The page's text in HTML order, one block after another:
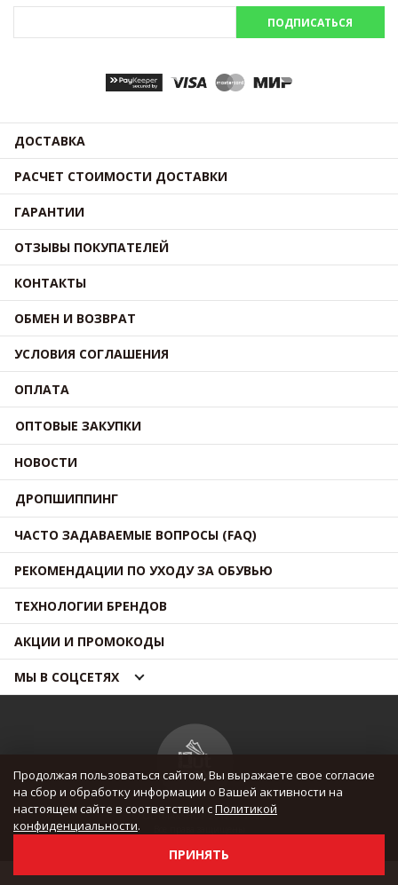
ПОДПИСАТЬСЯ
ДОСТАВКА
РАСЧЕТ СТОИМОСТИ ДОСТАВКИ
ГАРАНТИИ
ОТЗЫВЫ ПОКУПАТЕЛЕЙ
КОНТАКТЫ
ОБМЕН И ВОЗВРАТ
УСЛОВИЯ СОГЛАШЕНИЯ
ОПЛАТА
ОПТОВЫЕ ЗАКУПКИ
НОВОСТИ
ДРОПШИППИНГ
ЧАСТО ЗАДАВАЕМЫЕ ВОПРОСЫ (FAQ)
РЕКОМЕНДАЦИИ ПО УХОДУ ЗА ОБУВЬЮ
ТЕХНОЛОГИИ БРЕНДОВ
АКЦИИ И ПРОМОКОДЫ
МЫ В СОЦСЕТЯХ
© OUTMAXSHOP 2012 — 2026
Продолжая пользоваться сайтом, Вы выражаете свое согласие
на сбор и обработку информации о Вашей активности на
настоящем сайте в соответствии сПолитикой
конфиденциальности.
ПРИНЯТЬ